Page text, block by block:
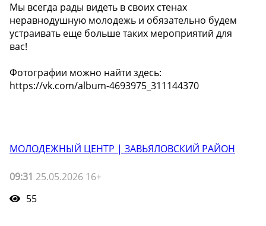
Мы всегда рады видеть в своих стенах
неравнодушную молодежь и обязательно будем
устраивать еще больше таких мероприятий для
вас!
Фотографии можно найти здесь:
https://vk.com/album-4693975_311144370
МОЛОДЕЖНЫЙ ЦЕНТР | ЗАВЬЯЛОВСКИЙ РАЙОН
09:31 25.05.2026 16+
55